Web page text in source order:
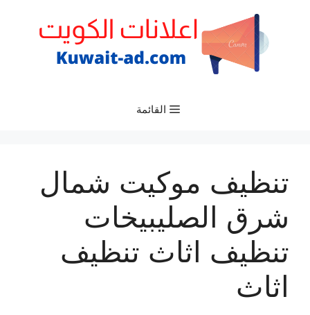
القائمة
تنظيف موكيت شمال
شرق الصليبيخات
تنظيف اثاث تنظيف
اثاث